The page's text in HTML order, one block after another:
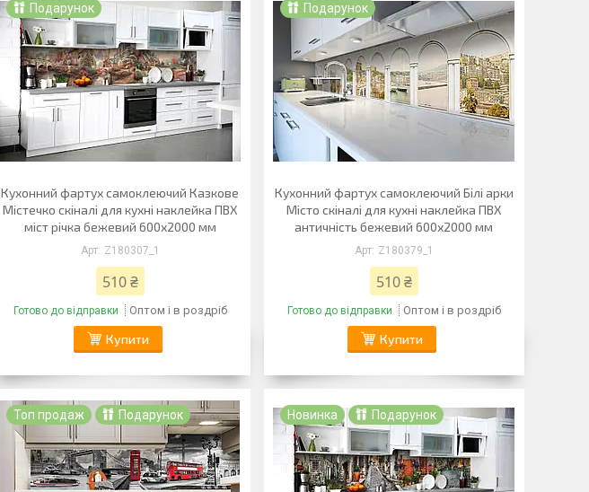
Подарунок
Кухонний фартух самоклеючий Казкове
Містечко скіналі для кухні наклейка ПВХ
міст річка бежевий 600х2000 мм
Z180307_1
510 ₴
Готово до відправки Оптом і в роздріб
Купити
Подарунок
Кухонний фартух самоклеючий Білі арки
Місто скіналі для кухні наклейка ПВХ
античність бежевий 600х2000 мм
Z180379_1
510 ₴
Готово до відправки Оптом і в роздріб
Купити
Топ продаж Подарунок Новинка Подарунок